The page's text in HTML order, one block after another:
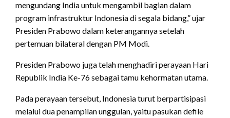
mengundang India untuk mengambil bagian dalam
program infrastruktur Indonesia di segala bidang,” ujar
Presiden Prabowo dalam keterangannya setelah
pertemuan bilateral dengan PM Modi.
Presiden Prabowo juga telah menghadiri perayaan Hari
Republik India Ke-76 sebagai tamu kehormatan utama.
Pada perayaan tersebut, Indonesia turut berpartisipasi
melalui dua penampilan unggulan, yaitu pasukan defile